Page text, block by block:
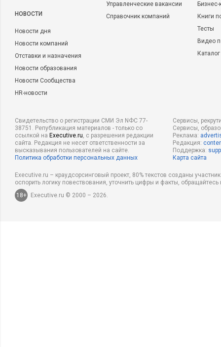
НОВОСТИ
Новости дня
Новости компаний
Отставки и назначения
Новости образования
Новости Сообщества
HR-новости
Управленческие вакансии
Справочник компаний
Книги
Тесты
Видео
Свидетельство о регистрации СМИ Эл NФС 77-
38751. Републикация материалов - только со
ссылкой на Executive.ru, с разрешения редакции
сайта. Редакция не несет ответственности за
высказывания пользователей на сайте.
Политика обработки персональных данных
Сервисы,
Сервисы,
Реклама:
Редакция:
Поддержка:
Карта сайта
Executive.ru – краудсорсинговый проект, 80% текстов созданы
оспорить логику повествования, уточнить цифры и факты,
18+
Executive.ru © 2000 – 2026.